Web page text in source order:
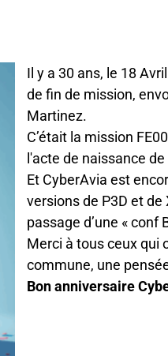
1995, l'administration
par celui qui sera
auteur Fabrice
compagnie !
là, après une bonne
les boîtes noires
» au Web (sur divers
suivi ce chemin, qui
ceux qui nous ont
!